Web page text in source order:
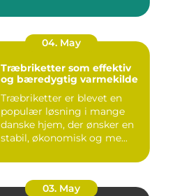
04. May
Træbriketter som effektiv
og bæredygtig varmekilde
Træbriketter er blevet en
populær løsning i mange
danske hjem, der ønsker en
stabil, økonomisk og me...
03. May